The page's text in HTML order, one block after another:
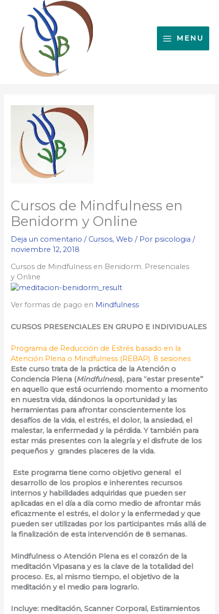
contenido
MENU
Cursos de Mindfulness en
Benidorm y Online
Deja un comentario / Cursos,Web / Por psicologia/
noviembre 12, 2018
Cursos de Mindfulness en Benidorm. Presenciales
y Online
Ver formas de pago en Mindfulness
CURSOS PRESENCIALES EN GRUPO E INDIVIDUALES
Programa de Reducción de Estrés basado en la
Atención Plena o Mindfulness (REBAP). 8 sesiones
Este curso trata de la práctica de la Atención o
Conciencia Plena (Mindfulness), para “estar presente”
en aquello que está ocurriendo momento a momento
en nuestra vida, dándonos la oportunidad y las
herramientas para afrontar conscientemente los
desafíos de la vida, el estrés, el dolor, la ansiedad, el
malestar, la enfermedad y la pérdida. Y también para
estar más presentes con la alegría y el disfrute de los
pequeños y grandes placeres de la vida.
Este programa tiene como objetivo general el
desarrollo de los propios e inherentes recursos
internos y habilidades adquiridas que pueden ser
aplicadas en el día a día como medio de afrontar más
eficazmente el estrés, el dolor y la enfermedad y que
pueden ser utilizadas por los participantes más allá de
la finalización de esta intervención de 8 semanas.
Mindfulness o Atención Plena es el corazón de la
meditación Vipasana y es la clave de la totalidad del
proceso. Es, al mismo tiempo, el objetivo de la
meditación y el medio para lograrlo.
Incluye: meditación, Scanner Corporal, Estiramientos